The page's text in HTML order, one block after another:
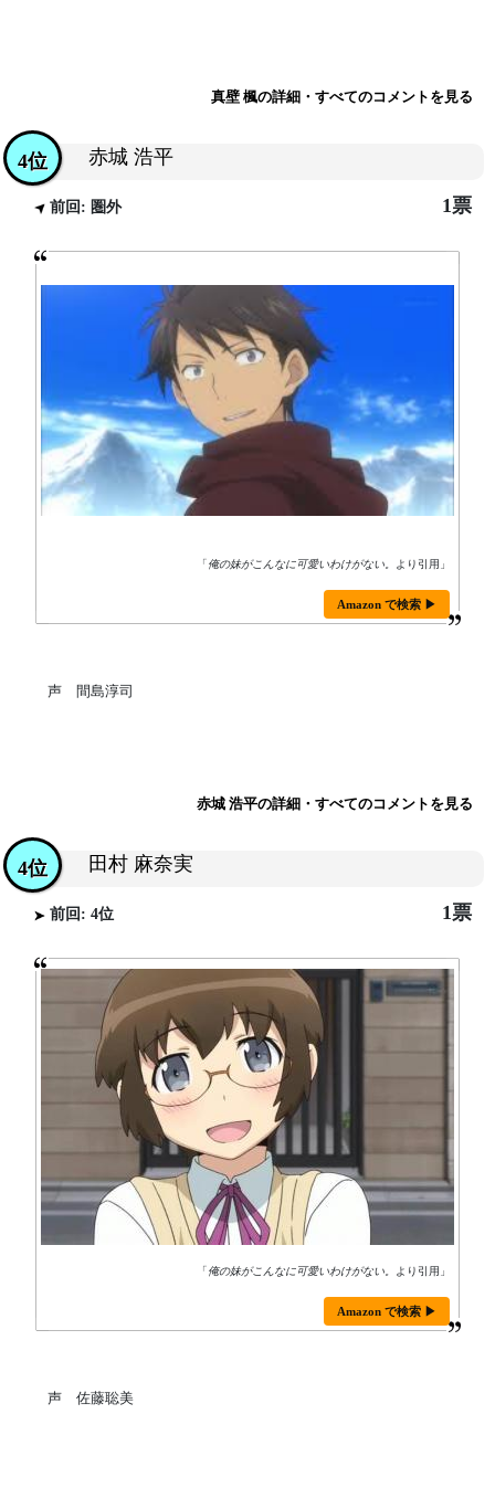
真壁 楓の詳細・すべてのコメントを見る
赤城 浩平
4位
前回: 圏外 1票
「俺の妹がこんなに可愛いわけがない。 より引用」
Amazon で検索 ▶
声 間島淳司
赤城 浩平の詳細・すべてのコメントを見る
田村 麻奈実
4位
前回: 4位 1票
「俺の妹がこんなに可愛いわけがない。 より引用」
Amazon で検索 ▶
声 佐藤聡美